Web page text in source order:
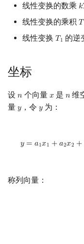
线性变换的数乘 𝑘
k
线性变换的乘积 𝑇
T
线性变换 𝑇 1
T1 的逆
坐标
设 𝑛
n 个向量 𝑥
x是 𝑛
n 维
量 𝑦
y，令 𝑦
y为：
𝑦 = 𝑎1𝑥1 +𝑎2𝑥2 +
称列向量：